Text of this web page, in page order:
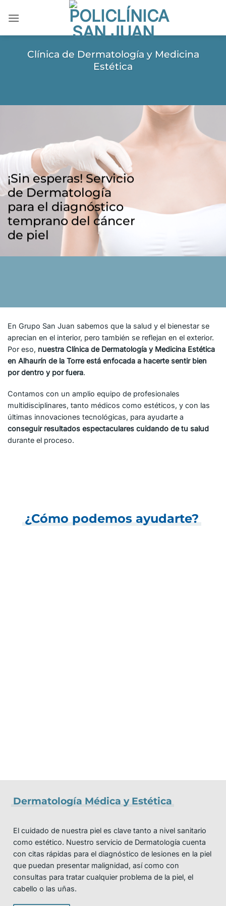
Clínica de Dermatología y Medicina
Estética
¡Sin esperas! Servicio
de Dermatología
para el diagnóstico
temprano del cáncer
de piel
En Grupo San Juan sabemos que la salud y el bienestar se
aprecian en el interior, pero también se reflejan en el exterior.
Por eso, nuestra Clínica de Dermatología y Medicina Estética
en Alhaurín de la Torre está enfocada a hacerte sentir bien
por dentro y por fuera.
Contamos con un amplio equipo de profesionales
multidisciplinares, tanto médicos como estéticos, y con las
últimas innovaciones tecnológicas, para ayudarte a
conseguir resultados espectaculares cuidando de tu salud
durante el proceso.
¿Cómo podemos ayudarte?
Dermatología Médica y Estética
El cuidado de nuestra piel es clave tanto a nivel sanitario
como estético. Nuestro servicio de Dermatología cuenta
con citas rápidas para el diagnóstico de lesiones en la piel
que puedan presentar malignidad, así como con
consultas para tratar cualquier problema de la piel, el
cabello o las uñas.